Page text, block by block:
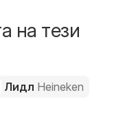
на тези
Лидл Heineken